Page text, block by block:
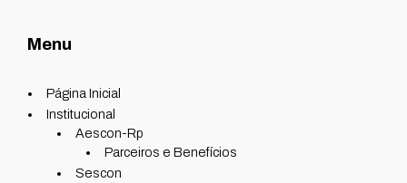
Menu
Página Inicial
Institucional
Aescon-Rp
Parceiros e Benefícios
Sescon